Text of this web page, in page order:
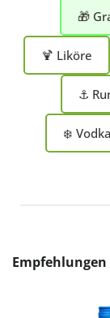
🎁
🍹 Liköre
⚓
❄️ Vodka
Produktgalerie
Empfehlungen